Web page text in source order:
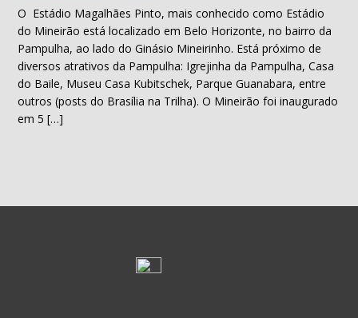
O Estádio Magalhães Pinto, mais conhecido como Estádio
do Mineirão está localizado em Belo Horizonte, no bairro da
Pampulha, ao lado do Ginásio Mineirinho. Está próximo de
diversos atrativos da Pampulha: Igrejinha da Pampulha, Casa
do Baile, Museu Casa Kubitschek, Parque Guanabara, entre
outros (posts do Brasília na Trilha). O Mineirão foi inaugurado
em 5 […]